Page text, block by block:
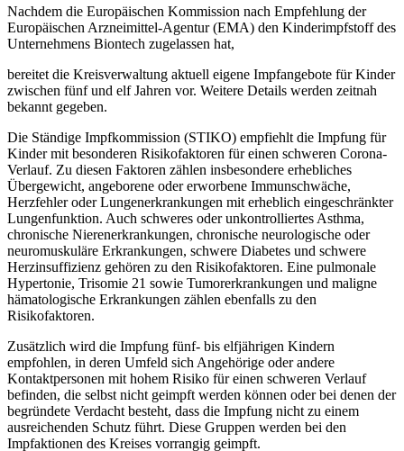
Nachdem die Europäischen Kommission nach Empfehlung der
Europäischen Arzneimittel-Agentur (EMA) den Kinderimpfstoff des
Unternehmens Biontech zugelassen hat,
bereitet die Kreisverwaltung aktuell eigene Impfangebote für Kinder
zwischen fünf und elf Jahren vor. Weitere Details werden zeitnah
bekannt gegeben.
Die Ständige Impfkommission (STIKO) empfiehlt die Impfung für
Kinder mit besonderen Risikofaktoren für einen schweren Corona-
Verlauf. Zu diesen Faktoren zählen insbesondere erhebliches
Übergewicht, angeborene oder erworbene Immunschwäche,
Herzfehler oder Lungenerkrankungen mit erheblich eingeschränkter
Lungenfunktion. Auch schweres oder unkontrolliertes Asthma,
chronische Nierenerkrankungen, chronische neurologische oder
neuromuskuläre Erkrankungen, schwere Diabetes und schwere
Herzinsuffizienz gehören zu den Risikofaktoren. Eine pulmonale
Hypertonie, Trisomie 21 sowie Tumorerkrankungen und maligne
hämatologische Erkrankungen zählen ebenfalls zu den
Risikofaktoren.
Zusätzlich wird die Impfung fünf- bis elfjährigen Kindern
empfohlen, in deren Umfeld sich Angehörige oder andere
Kontaktpersonen mit hohem Risiko für einen schweren Verlauf
befinden, die selbst nicht geimpft werden können oder bei denen der
begründete Verdacht besteht, dass die Impfung nicht zu einem
ausreichenden Schutz führt. Diese Gruppen werden bei den
Impfaktionen des Kreises vorrangig geimpft.